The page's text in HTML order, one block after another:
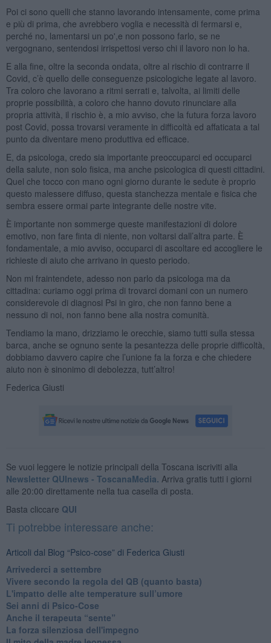
Poi ci sono quelli che stanno lavorando intensamente, come prima
e più di prima, che avrebbero voglia e necessità di fermarsi e,
perché no, lamentarsi un po',e non possono farlo, se ne
vergognano, sentendosi irrispettosi verso chi il lavoro non lo ha.
E alla fine, oltre la seconda ondata, oltre al rischio di contrarre il
Covid, c’è quello delle conseguenze psicologiche legate al lavoro.
Tra coloro che lavorano a ritmi serrati e, talvolta, ai limiti delle
proprie possibilità, a coloro che hanno dovuto rinunciare alla
propria attività, il rischio è, a mio avviso, che la futura forza lavoro
post Covid, possa trovarsi veramente in difficoltà ed affaticata a tal
punto da diventare meno produttiva ed efficace.
E, da psicologa, credo sia importante preoccuparci ed occuparci
della salute, non solo fisica, ma anche psicologica di questi cittadini.
Quel che tocco con mano ogni giorno durante le sedute è proprio
questo malessere diffuso, questa stanchezza mentale e fisica che
sembra essere ormai parte integrante delle nostre vite.
È importante non sommerge queste manifestazioni di dolore
emotivo, non fare finta di niente, non voltarsi dall’altra parte. È
fondamentale, a mio avviso, occuparci di ascoltare ed accogliere le
richieste di aiuto che arrivano in questo periodo.
Non mi fraintendete, adesso non parlo da psicologa ma da
cittadina: curiamo oggi prima di trovarci domani con un numero
considerevole di diagnosi Psi in giro, che non fanno bene a
nessuno di noi, non fanno bene alla nostra comunità.
Tendiamo la mano, drizziamo le orecchie, siamo tutti sulla stessa
barca, anche se ognuno sente la pesantezza delle proprie difficoltà,
dobbiamo davvero capire che l’unione fa la forza e che chiedere
aiuto non è sinonimo di debolezza, tutt’altro!
Federica Giusti
Se vuoi leggere le notizie principali della Toscana iscriviti alla
Newsletter QUInews - ToscanaMedia. Arriva gratis tutti i giorni
alle 20:00 direttamente nella tua casella di posta.
Basta cliccare QUI
Ti potrebbe interessare anche:
Articoli dal Blog “Psico-cose” di Federica Giusti
​Arrivederci a settembre
​Vivere secondo la regola del QB (quanto basta)
​L'impatto delle alte temperature sull’umore
Sei anni di Psico-Cose
​Anche il terapeuta “sente”
​La forza silenziosa dell'impegno